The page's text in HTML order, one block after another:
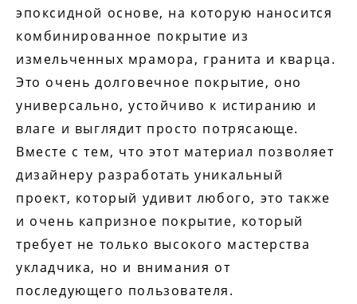
эпоксидной основе, на которую наносится
комбинированное покрытие из
измельченных мрамора, гранита и кварца.
Это очень долговечное покрытие, оно
универсально, устойчиво к истиранию и
влаге и выглядит просто потрясающе.
Вместе с тем, что этот материал позволяет
дизайнеру разработать уникальный
проект, который удивит любого, это также
и очень капризное покрытие, который
требует не только высокого мастерства
укладчика, но и внимания от
последующего пользователя.